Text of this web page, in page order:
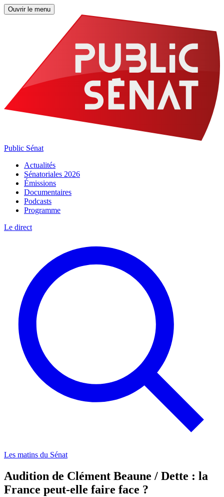
Ouvrir le menu
Public Sénat
Actualités
Sénatoriales 2026
Émissions
Documentaires
Podcasts
Programme
Le direct
Les matins du Sénat
Audition de Clément Beaune / Dette : la
France peut-elle faire face ?